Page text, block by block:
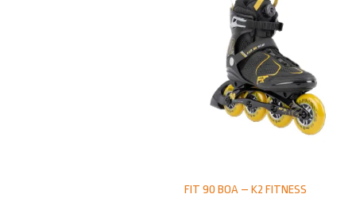
FIT 90 BOA – K2 FITNESS